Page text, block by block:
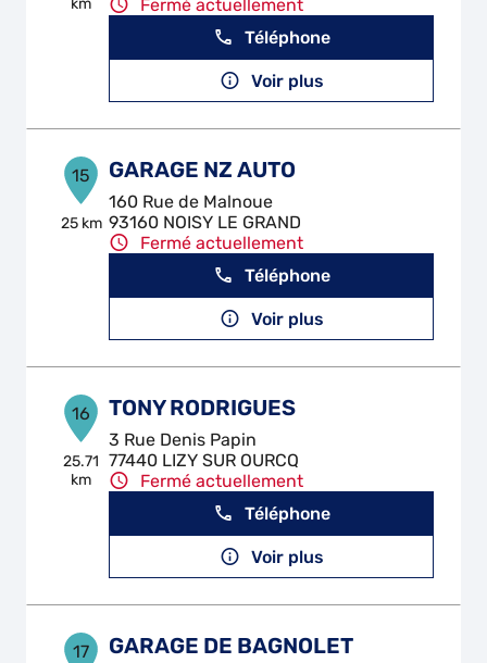
km
Fermé actuellement
Téléphone
Voir plus
15
25 km
GARAGE NZ AUTO
160 Rue de Malnoue
93160 NOISY LE GRAND
Fermé actuellement
Téléphone
Voir plus
16
25.71
km
TONY RODRIGUES
3 Rue Denis Papin
77440 LIZY SUR OURCQ
Fermé actuellement
Téléphone
Voir plus
17 GARAGE DE BAGNOLET